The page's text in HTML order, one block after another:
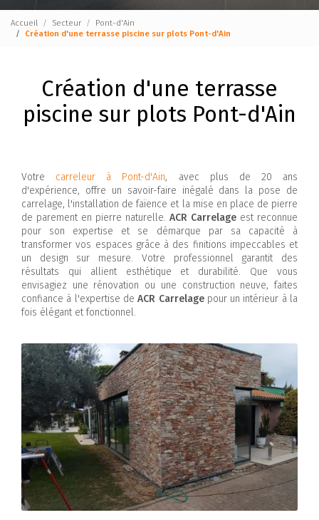
Accueil Secteur
Pont-d'Ain
Création d'une terrasse piscine sur plots Pont-d'Ain
Création d'une terrasse
piscine sur plots Pont-d'Ain
Votre carreleur à Pont-d'Ain, avec plus de 20 ans
d'expérience, offre un savoir-faire inégalé dans la pose de
carrelage, l'installation de faïence et la mise en place de pierre
de parement en pierre naturelle. ACR Carrelage est reconnue
pour son expertise et se démarque par sa capacité à
transformer vos espaces grâce à des finitions impeccables et
un design sur mesure. Votre professionnel garantit des
résultats qui allient esthétique et durabilité. Que vous
envisagiez une rénovation ou une construction neuve, faites
confiance à l'expertise deACR Carrelagepour un intérieur à la
fois élégant et fonctionnel.